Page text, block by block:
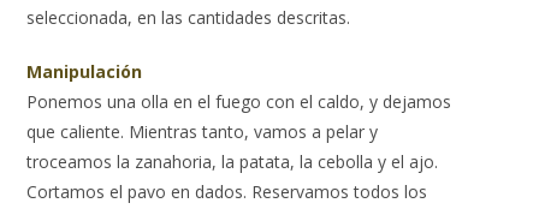
seleccionada, en las cantidades descritas.
Manipulación
Ponemos una olla en el fuego con el caldo, y dejamos
que caliente. Mientras tanto, vamos a pelar y
troceamos la zanahoria, la patata, la cebolla y el ajo.
Cortamos el pavo en dados. Reservamos todos los